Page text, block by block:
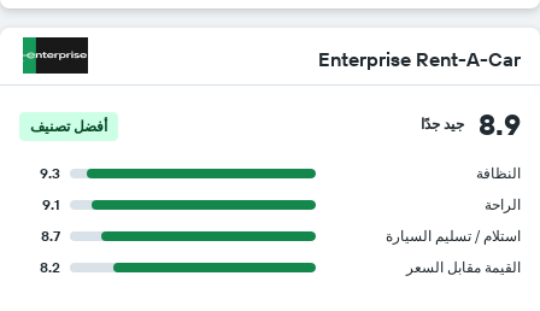
Enterprise Rent-A-Car
8.9 جيد جدًا أفضل تصنيف
النظافة
9.3
الراحة
9.1
استلام / تسليم السيارة
8.7
القيمة مقابل السعر
8.2